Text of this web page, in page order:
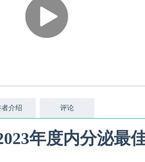
者介绍 评论
年度内分泌最